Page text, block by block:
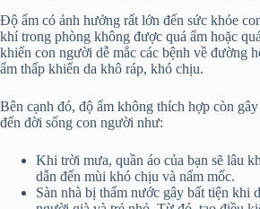
Độ ẩm có ảnh hưởng rất lớn đến sức khỏe
khí trong phòng không được quá ẩm hoặc
khiến con người dễ mắc các bệnh về đường
ẩm thấp khiến da khô ráp, khó chịu.
Bên cạnh đó, độ ẩm không thích hợp còn
đến đời sống con người như:
Khi trời mưa, quần áo của bạn sẽ lâu
dẫn đến mùi khó chịu và nấm mốc.
Sàn nhà bị thấm nước gây bất tiện khi